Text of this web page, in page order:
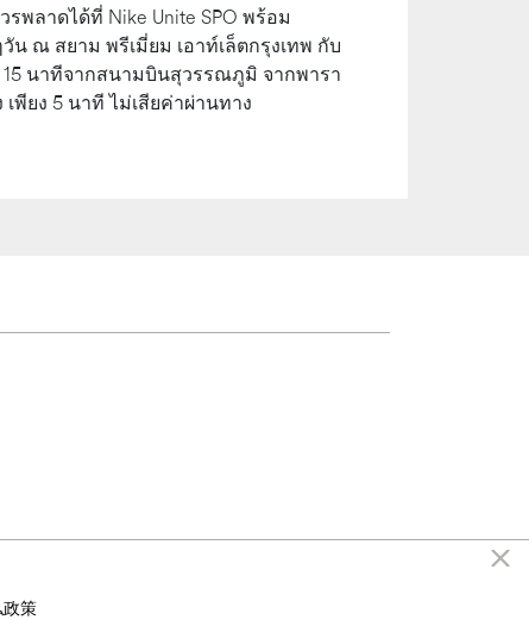
ลาดได้ที่ Nike Unite SPO พร้อม
ณ สยาม พรีเมี่ยม เอาท์เล็ตกรุงเทพ กับ
15 นาทีจากสนามบินสุวรรณภูมิ จากพารา
พียง 5 นาที ไม่เสียค่าผ่านทาง
政策